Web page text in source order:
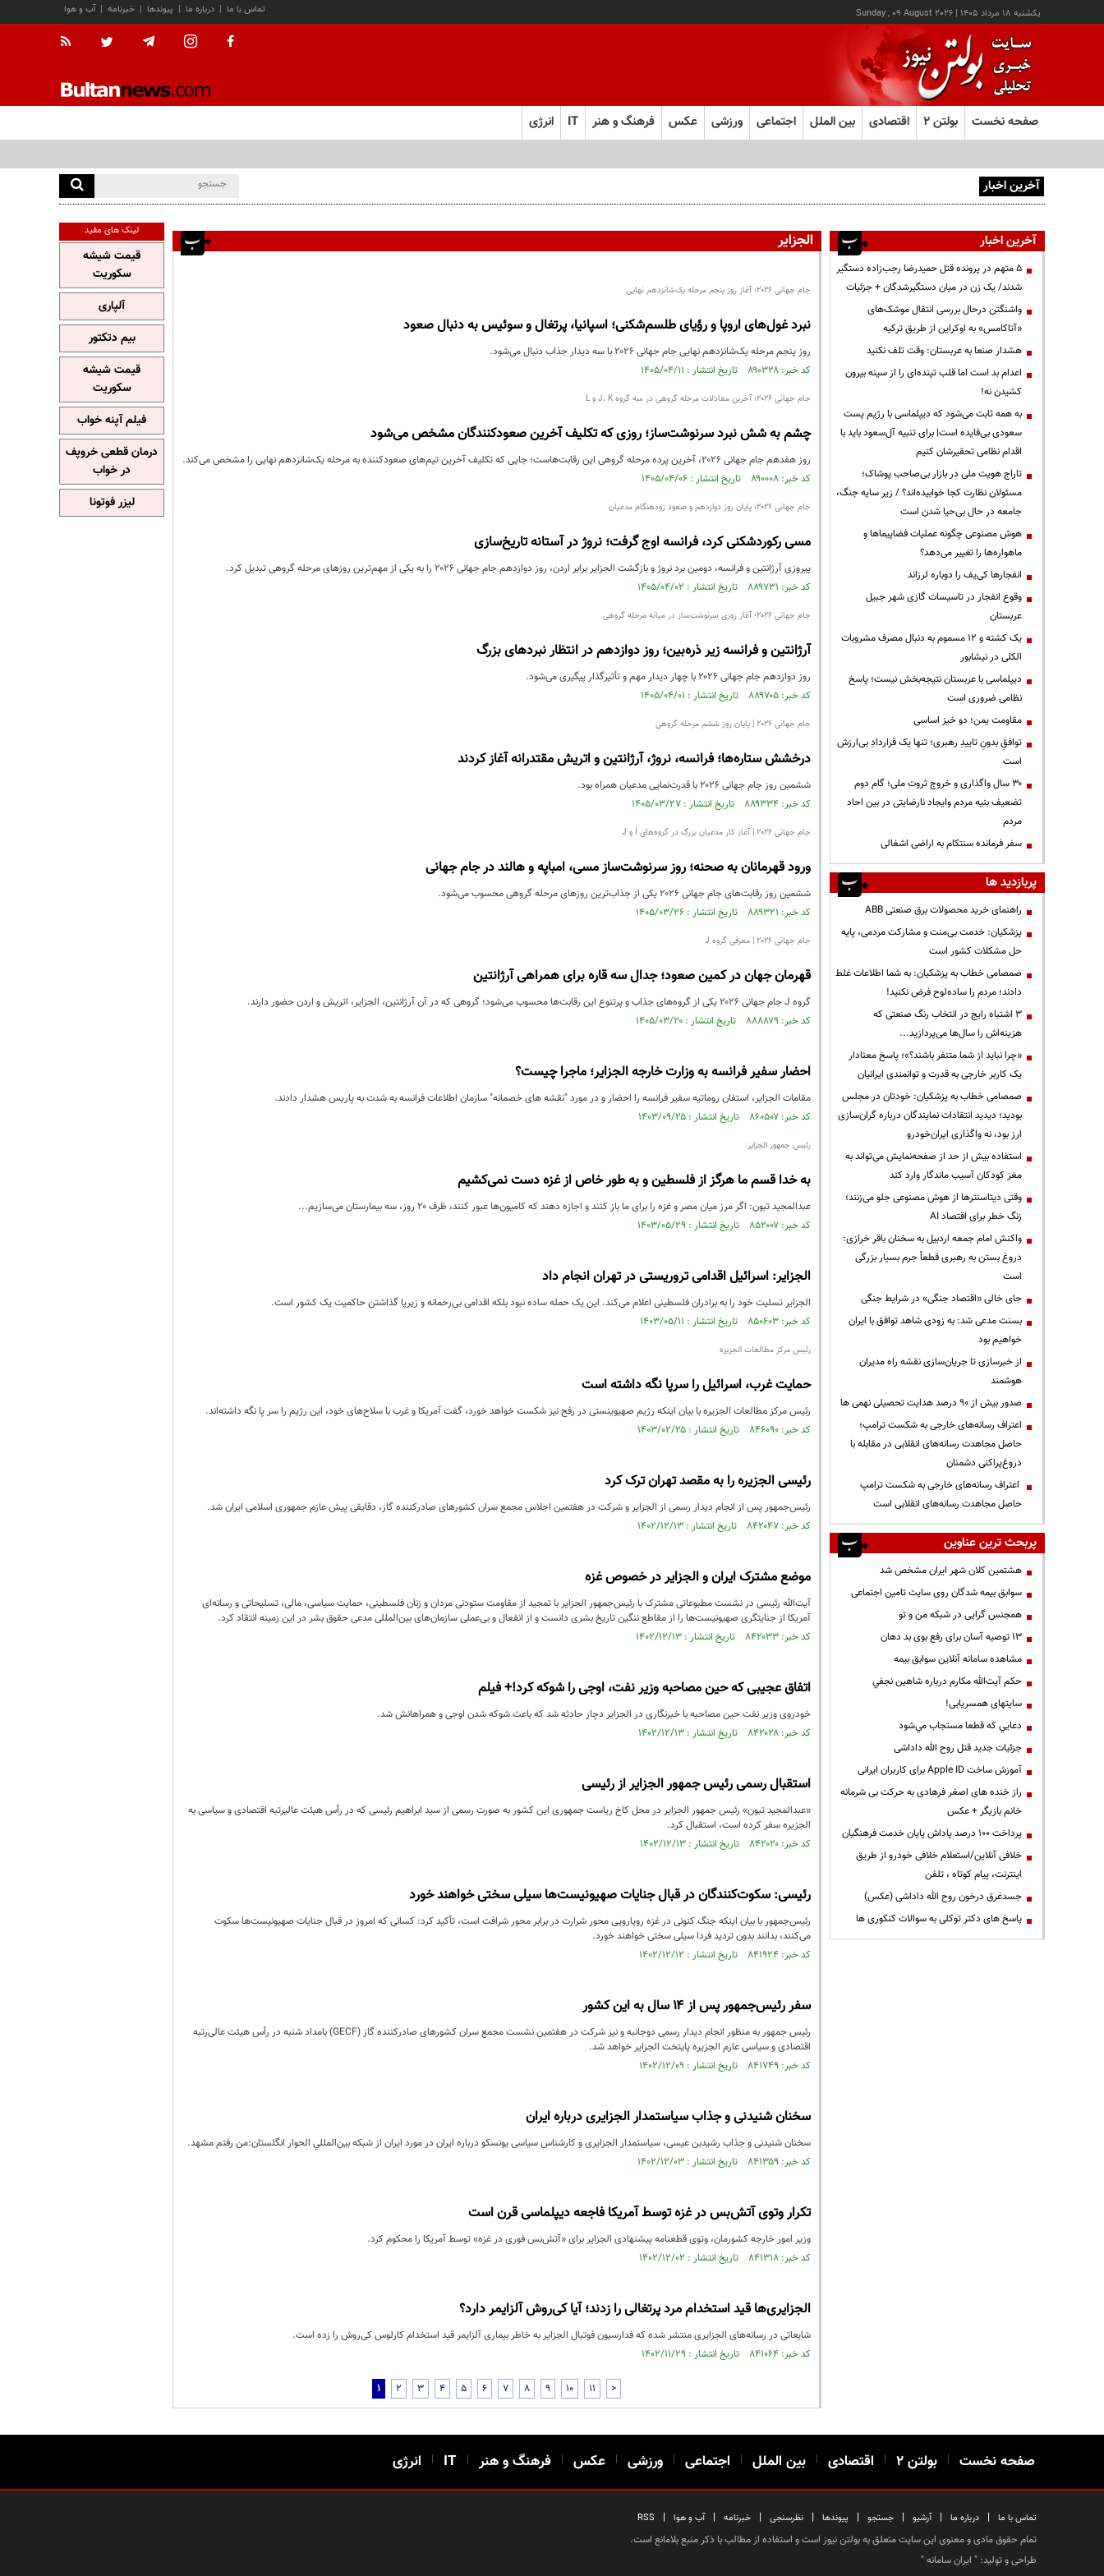
يکشنبه ۱۸ مرداد ۱۴۰۵ |
Sunday , 09 August 2026 آب و هوا | خبرنامه | پیوندها | درباره ما | تماس با ما
صفحه نخست بولتن ۲ اقتصادی بین الملل اجتماعی ورزشی عکس فرهنگ و هنر IT انرژی
آخرین اخبار
الجزایر
جام جهانی ۲۰۲۶؛ آغاز روز پنجم مرحله یک‌شانزدهم نهایی
نبرد غول‌های اروپا و رؤیای طلسم‌شکنی؛ اسپانیا، پرتغال و سوئیس به دنبال صعود
روز پنجم مرحله یک‌شانزدهم نهایی جام جهانی ۲۰۲۶ با سه دیدار جذاب دنبال می‌شود.
کد خبر: ۸۹۰۳۲۸ تاریخ انتشار : ۱۴۰۵/۰۴/۱۱
جام جهانی ۲۰۲۶؛ آخرین معادلات مرحله گروهی در سه گروه J، K و L
چشم به شش نبرد سرنوشت‌ساز؛ روزی که تکلیف آخرین صعودکنندگان مشخص می‌شود
روز هفدهم جام جهانی ۲۰۲۶، آخرین پرده مرحله گروهی این رقابت‌هاست؛ جایی که تکلیف آخرین تیم‌های صعودکننده به مرحله یک‌شانزدهم نهایی را مشخص می‌کند.
کد خبر: ۸۹۰۰۰۸ تاریخ انتشار : ۱۴۰۵/۰۴/۰۶
جام جهانی ۲۰۲۶؛ پایان روز دوازدهم و صعود زودهنگام مدعیان
مسی رکوردشکنی کرد، فرانسه اوج گرفت؛ نروژ در آستانه تاریخ‌سازی
پیروزی آرژانتین و فرانسه، دومین برد نروژ و بازگشت الجزایر برابر اردن، روز دوازدهم جام جهانی ۲۰۲۶ را به یکی از مهم‌ترین روزهای مرحله گروهی تبدیل کرد.
کد خبر: ۸۸۹۷۳۱ تاریخ انتشار : ۱۴۰۵/۰۴/۰۲
جام جهانی ۲۰۲۶؛ آغاز روزی سرنوشت‌ساز در میانه مرحله گروهی
آرژانتین و فرانسه زیر ذره‌بین؛ روز دوازدهم در انتظار نبردهای بزرگ
روز دوازدهم جام جهانی ۲۰۲۶ با چهار دیدار مهم و تأثیرگذار پیگیری می‌شود.
کد خبر: ۸۸۹۷۰۵ تاریخ انتشار : ۱۴۰۵/۰۴/۰۱
جام جهانی ۲۰۲۶ | پایان روز ششم مرحله گروهی
درخشش ستاره‌ها؛ فرانسه، نروژ، آرژانتین و اتریش مقتدرانه آغاز کردند
ششمین روز جام جهانی ۲۰۲۶ با قدرت‌نمایی مدعیان همراه بود.
کد خبر: ۸۸۹۳۳۴ تاریخ انتشار : ۱۴۰۵/۰۳/۲۷
جام جهانی ۲۰۲۶ | آغاز کار مدعیان بزرگ در گروه‌های I و J
ورود قهرمانان به صحنه؛ روز سرنوشت‌ساز مسی، امباپه و هالند در جام جهانی
ششمین روز رقابت‌های جام جهانی ۲۰۲۶ یکی از جذاب‌ترین روزهای مرحله گروهی محسوب می‌شود.
کد خبر: ۸۸۹۳۲۱ تاریخ انتشار : ۱۴۰۵/۰۳/۲۶
جام جهانی ۲۰۲۶ | معرفی گروه J
قهرمان جهان در کمین صعود؛ جدال سه قاره برای همراهی آرژانتین
گروه J جام جهانی ۲۰۲۶ یکی از گروه‌های جذاب و پرتنوع این رقابت‌ها محسوب می‌شود؛ گروهی که در آن آرژانتین، الجزایر، اتریش و اردن حضور دارند.
کد خبر: ۸۸۸۸۷۹ تاریخ انتشار : ۱۴۰۵/۰۳/۲۰
احضار سفیر فرانسه به وزارت خارجه الجزایر؛ ماجرا چیست؟
مقامات الجزایر، استفان روماتیه سفیر فرانسه را احضار و در مورد "نقشه های خصمانه" سازمان اطلاعات فرانسه به شدت به پاریس هشدار دادند.
کد خبر: ۸۶۰۵۰۷ تاریخ انتشار : ۱۴۰۳/۰۹/۲۵
رئیس جمهور الجزایر:
به خدا قسم ما هرگز از فلسطین و به طور خاص از غزه دست نمی‌کشیم
عبدالمجید تبون: اگر مرز میان مصر و غزه را برای ما باز کنند و اجازه دهند که کامیون‌ها عبور کنند، ظرف ۲۰ روز، سه بیمارستان می‌سازیم...
کد خبر: ۸۵۲۰۰۷ تاریخ انتشار : ۱۴۰۳/۰۵/۲۹
الجزایر: اسرائیل اقدامی تروریستی در تهران انجام داد
الجزایر تسلیت خود را به برادران فلسطینی اعلام می‌کند. این یک حمله ساده نبود بلکه اقدامی بی‌رحمانه و زیرپا گذاشتن حاکمیت یک کشور است.
کد خبر: ۸۵۰۶۰۳ تاریخ انتشار : ۱۴۰۳/۰۵/۱۱
رئیس مرکز مطالعات الجزیره
حمایت غرب، اسرائیل را سرپا نگه داشته است
رئیس مرکز مطالعات الجزیره با بیان اینکه رژیم صهیوینستی در رفح نیز شکست خواهد خورد، گفت آمریکا و غرب با سلاح‌های خود، این رژیم را سر پا نگه داشته‌اند.
کد خبر: ۸۴۶۰۹۰ تاریخ انتشار : ۱۴۰۳/۰۲/۲۵
رئیسی الجزیره را به مقصد تهران ترک کرد
رئیس‌جمهور پس از انجام دیدار رسمی از الجزایر و شرکت در هفتمین اجلاس مجمع سران کشورهای صادرکننده گاز، دقایقی پیش عازم جمهوری اسلامی ایران شد.
کد خبر: ۸۴۲۰۴۷ تاریخ انتشار : ۱۴۰۲/۱۲/۱۳
موضع مشترک ایران و الجزایر در خصوص غزه
آیت‌الله رئیسی در نشست مطبوعاتی مشترک با رئیس‌جمهور الجزایر با تمجید از مقاومت ستودنی مردان و زنان فلسطینی، حمایت سیاسی، مالی، تسلیحاتی و رسانه‌ای
آمریکا از جنایتگری صهیونیست‌ها را از مقاطع ننگین تاریخ بشری دانست و از انفعال و بی‌عملی سازمان‌های بین‌المللی مدعی حقوق بشر در این زمینه انتقاد کرد.
کد خبر: ۸۴۲۰۳۳ تاریخ انتشار : ۱۴۰۲/۱۲/۱۳
اتفاق عجیبی که حین مصاحبه وزیر نفت، اوجی را شوکه کرد!+ فیلم
خودروی وزیر نفت حین مصاحبه با خبرنگاری در الجزایر دچار حادثه شد که باعث شوکه شدن اوجی و همراهانش شد.
کد خبر: ۸۴۲۰۲۸ تاریخ انتشار : ۱۴۰۲/۱۲/۱۳
استقبال رسمی رئیس جمهور الجزایر از رئیسی
«عبدالمجید تبون» رئیس جمهور الجزایر در محل کاخ ریاست جمهوری این کشور به صورت رسمی از سید ابراهیم رئیسی که در رأس هیئت عالیرتبه اقتصادی و سیاسی به
الجزیره سفر کرده است، استقبال کرد.
کد خبر: ۸۴۲۰۲۰ تاریخ انتشار : ۱۴۰۲/۱۲/۱۳
رئیسی: سکوت‌کنندگان در قبال جنایات صهیونیست‌ها سیلی سختی خواهند خورد
رئیس‌جمهور با بیان اینکه جنگ کنونی در غزه رویارویی محور شرارت در برابر محور شرافت است، تأکید کرد: کسانی که امروز در قبال جنایات صهیونیست‌ها سکوت
می‌کنند، بدانند بدون تردید فردا سیلی سختی خواهند خورد.
کد خبر: ۸۴۱۹۲۴ تاریخ انتشار : ۱۴۰۲/۱۲/۱۲
سفر رئیس‌جمهور پس از ۱۴ سال به این کشور
رئیس جمهور به منظور انجام دیدار رسمی دوجانبه و نیز شرکت در هفتمین نشست مجمع سران کشورهای صادرکننده گاز (GECF) بامداد شنبه در رأس هیئت عالی‌رتبه
اقتصادی و سیاسی عازم الجزیره پایتخت الجزایر خواهد شد.
کد خبر: ۸۴۱۷۴۹ تاریخ انتشار : ۱۴۰۲/۱۲/۰۹
سخنان شنيدنی و جذاب سیاستمدار الجزایری درباره ایران
سخنان شنيدنی و جذاب رشیدبن عیسی، سیاستمدار الجزایری و کارشناس سیاسی یونسکو درباره ایران در مورد ايران از شبكه بين‌المللي الحوار انگلستان:من رفتم مشهد.
کد خبر: ۸۴۱۳۵۹ تاریخ انتشار : ۱۴۰۲/۱۲/۰۳
تکرار وتوی آتش‌بس در غزه توسط آمریکا فاجعه دیپلماسی قرن است
وزیر امور خارجه کشورمان، وتوی قطعنامه پیشنهادی الجزایر برای «آتش‌بس فوری در غزه» توسط آمریکا را محکوم کرد.
کد خبر: ۸۴۱۳۱۸ تاریخ انتشار : ۱۴۰۲/۱۲/۰۲
الجزایری‌ها قید استخدام مرد پرتغالی را زدند؛ آیا کی‌روش آلزایمر دارد؟
شایعاتی در رسانه‌های الجزایری منتشر شده که فدارسیون فوتبال الجزایر به خاطر بیماری آلزایمر قید استخدام کارلوس کی‌روش را زده است.
کد خبر: ۸۴۱۰۶۴ تاریخ انتشار : ۱۴۰۲/۱۱/۲۹
1 2 3 4 5 6 7 8 9 10 11 >
آخرین اخبار
۵ متهم در پرونده قتل حمیدرضا رجب‌زاده دستگیر
شدند/ یک زن در میان دستگیرشدگان + جزئیات
واشنگتن درحال بررسی انتقال موشک‌های
«آتاکامس» به اوکراین از طریق ترکیه
هشدار صنعا به عربستان: وقت تلف نکنید
اعدام بد است اما قلب تپنده‌ای را از سینه بیرون
کشیدن نه!
به همه ثابت می‌شود که دیپلماسی با رژیم پست
سعودی بی‌فایده است| برای تنبیه آل‌سعود باید با
اقدام نظامی تحقیرشان کنیم
تاراج هویت ملی در بازار بی‌صاحب پوشاک؛
مسئولان نظارت کجا خوابیده‌اند؟ / زیر سایه جنگ،
جامعه در حال بی‌حیا شدن است
هوش مصنوعی چگونه عملیات فضاپیماها و
ماهواره‌ها را تغییر می‌دهد؟
انفجارها کی‌یف را دوباره لرزاند
وقوع انفجار در تاسیسات گازی شهر جبیل
عربستان
یک کشته و ۱۲ مسموم به دنبال مصرف مشروبات
الکلی در نیشابور
دیپلماسی با عربستان نتیجه‌بخش نیست؛ پاسخ
نظامی ضروری است
مقاومت یمن؛ دو خیز اساسی
توافقِ بدونِ تاییدِ رهبری؛ تنها یک قراردادِ بی‌ارزش
است
۳۰ سال واگذاری و خروج ثروت ملی؛ گام دوم
تضعیف بنیه مردم وایجاد نارضایتی در بین احاد
مردم
سفر فرمانده سنتکام به اراضی اشغالی
پربازدید ها
راهنمای خرید محصولات برق صنعتی ABB
پزشکیان: خدمت بی‌منت و مشارکت مردمی، پایه
حل مشکلات کشور است
صمصامی خطاب به پزشکیان: به شما اطلاعات غلط
دادند؛ مردم را ساده‌لوح فرض نکنید!
3 اشتباه رایج در انتخاب رنگ صنعتی که
هزینه‌اش را سال‌ها می‌پردازید...
«چرا نباید از شما متنفر باشند؟»؛ پاسخ معنادار
یک کاربر خارجی به قدرت و توانمندی ایرانیان
صمصامی خطاب به پزشکیان: خودتان در مجلس
بودید؛ دیدید انتقادات نمایندگان درباره گران‌سازی
ارز بود، نه واگذاری ایران‌خودرو
استفاده بیش از حد از صفحه‌نمایش می‌تواند به
مغز کودکان آسیب ماندگار وارد کند
وقتی دیتاسنترها از هوش مصنوعی جلو می‌زنند؛
زنگ خطر برای اقتصاد AI
واکنش امام جمعه اردبیل به سخنان باقر خرازی:
دروغ بستن به رهبری قطعاً جرم بسیار بزرگی
است
جای خالی «اقتصاد جنگی» در شرایط جنگی
بسنت مدعی شد: به زودی شاهد توافق با ایران
خواهیم بود
از خبرسازی تا جریان‌سازی نقشه راه مدیران
هوشمند
صدور بیش از ۹۰ درصد هدایت تحصیلی نهمی ها
اعتراف رسانه‌های خارجی به شکست ترامپ؛
حاصل مجاهدت رسانه‌های انقلابی در مقابله با
دروغ‌پراکنی دشمنان
اعتراف رسانه‌های خارجی به شکست ترامپ
حاصل مجاهدت رسانه‌های انقلابی است
پربحث ترین عناوین
هشتمین کلان شهر ایران مشخص شد
سوابق بیمه شدگان روی سایت تامین اجتماعی
همجنس گرایی در شبکه من و تو
13 توصیه آسان برای رفع بوی بد دهان
مشاهده سامانه آنلاين سوابق بیمه
حكم آيت‌الله مكارم درباره شاهين نجفي
سایتهای همسریابی!
دعايي كه قطعا مستجاب مي‌شود
جزئیات جدید قتل روح الله داداشی
آموزش ساخت Apple ID برای کاربران ایرانی
راز خنده های اصغر فرهادی به حرکت بی شرمانه
خانم بازیگر + عکس
پرداخت ۱۰۰ درصد پاداش پایان خدمت فرهنگیان
خلافی آنلاین/استعلام خلافی خودرو از طریق
اینترنت، پیام کوتاه ، تلفن
جسدغرق درخون روح الله داداشی (عکس)
پاسخ های دکتر توکلی به سوالات کنکوری ها
لینک های مفید
قیمت شیشه
سکوریت
آلپاری
بیم دتکتور
قیمت شیشه
سکوریت
فیلم آپنه خواب
درمان قطعی خروپف
در خواب
لیزر فوتونا
صفحه نخست | بولتن ۲ | اقتصادی | بین الملل | اجتماعی | ورزشی | عکس | فرهنگ و هنر |
IT
| انرژی
تماس با ما | درباره ما | آرشیو | جستجو | پیوندها | نظرسنجی | خبرنامه | آب و هوا |
RSS
تمام حقوق مادی و معنوی این سایت متعلق به بولتن نیوز است و استفاده از مطالب با ذکر منبع بلامانع است.
طراحی و تولید: " ایران سامانه"